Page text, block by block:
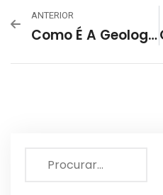
ANTERIOR
Como É A Geologia E A Geomorfologia Da Lagoa Da Pampulha?